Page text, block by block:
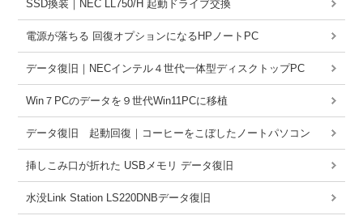
SSD換装｜NEC LL750/H 起動ドライブ交換
電源が落ちる 回復オプションになるHPノートPC
データ復旧｜NECインテル４世代一体型ディスクトップPC
Win７PCのデータを９世代Win11PCに移植
データ復旧 起動回復｜コーヒーをこぼしたノートパソコン
挿しこみ口が折れた USBメモリ データ復旧
水没Link Station LS220DNBデータ復旧